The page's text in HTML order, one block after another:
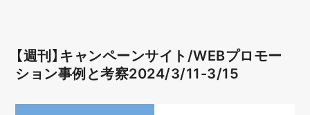
【週刊】キャンペーンサイト/WEBプロモー
ション事例と考察2024/3/11-3/15